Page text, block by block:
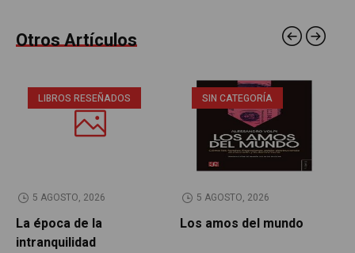
Otros Artículos
LIBROS RESEÑADOS
5 AGOSTO, 2026
La época de la
intranquilidad
SIN CATEGORÍA
5 AGOSTO, 2026
Los amos del mundo